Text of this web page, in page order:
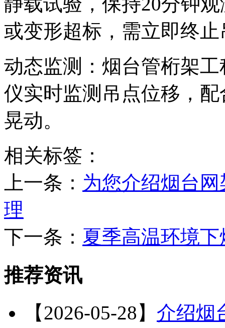
或变形超标，需立即终
动态监测：烟台管桁架
仪实时监测吊点位移，
晃动。
相关标签：
上一条： 为您介绍烟台
理
下一条： 夏季高温环境
推荐资讯
【2026-05-28】 介绍烟